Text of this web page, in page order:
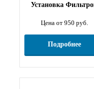
Установка
Цена от 950 руб.
Подробнее